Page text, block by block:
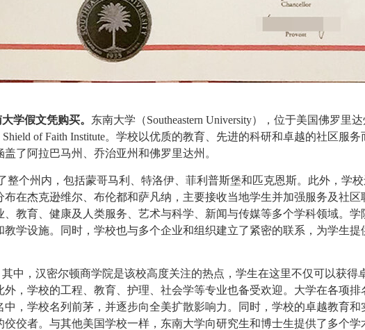
大学假文凭购买。 东南大学 （Southeastern University），位于美国佛罗里
of Faith Institute。学校以优质的教育、先进的科研和卓越的社区服务
了阿拉巴马州、乔治亚州和佛罗里达州。
个州内，包括蒙哥马利、特洛伊、菲利普斯堡和匹克恩斯。此外，学
在杰克逊维尔、布伦都和萨凡纳，主要接收当地学生并加强服务及社区
教育、健康及人类服务、艺术与科学、新闻与传媒等多个学科领域。学
学设施。同时，学校也与多个企业和组织建立了紧密的联系，为学生提
，汉密尔顿商学院是该校高度关注的热点，学生在这里不仅可以获得
，学校的工程、教育、护理、社会学等专业也备受欢迎。 大学在各项排
，学校名列前茅，并逐步向全美扩散影响力。同时，学校的卓越教育和
佼者。 与其他美国学校一样，东南大学向研究生和博士生提供了多个学